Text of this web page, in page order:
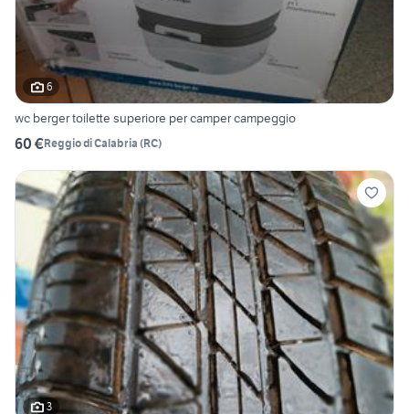
6
wc berger toilette superiore per camper campeggio
60 €Reggio di Calabria (RC)
3